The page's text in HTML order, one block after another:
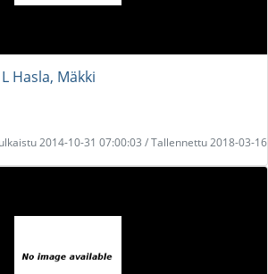
Hasla, Mäkki
2014-10-31 07:00:03 / Tallennettu 2018-03-16